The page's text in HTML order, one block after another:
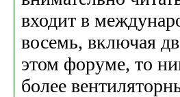
входит в
восемь, включая
этом форуме, то
более